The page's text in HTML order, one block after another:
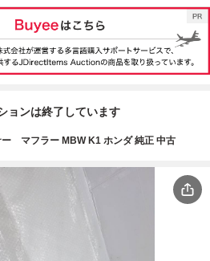
ョンは終了しています
マフラー MBW K1 ホンダ 純正 中古